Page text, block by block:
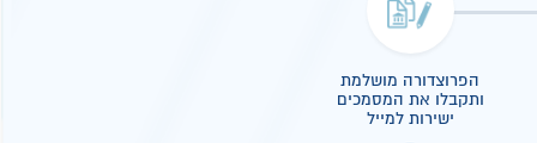
הפרוצדורה מושלמת
ותקבלו את המסמכים
ישירות למייל